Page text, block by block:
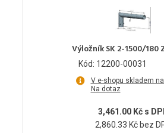
Výložník SK 2-1500/180
Kód: 12200-00031
V e-shopu skladem
Na dotaz
3,461.00 Kč s
2,860.33 Kč bez